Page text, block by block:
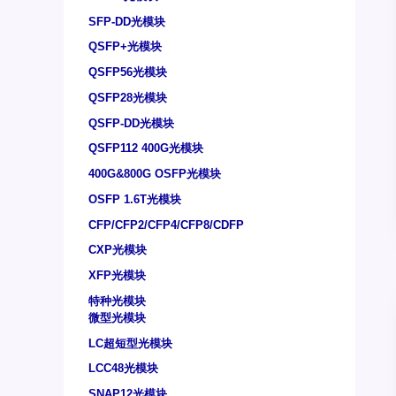
SFP-DD光模块
QSFP+光模块
QSFP56光模块
QSFP28光模块
QSFP-DD光模块
QSFP112 400G光模块
400G&800G OSFP光模块
OSFP 1.6T光模块
CFP/CFP2/CFP4/CFP8/CDFP
CXP光模块
XFP光模块
特种光模块
微型光模块
LC超短型光模块
LCC48光模块